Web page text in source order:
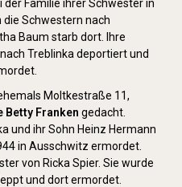
Familie ihrer Schwester in
Schwestern nach
Baum starb dort. Ihre
Treblinka deportiert und
Moltkestraße 11,
Betty Franken gedacht.
und ihr Sohn Heinz Hermann
in Ausschwitz ermordet.
von Ricka Spier. Sie wurde
und dort ermordet.